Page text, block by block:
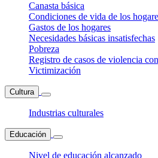
Canasta básica
Condiciones de vida de los
Gastos de los hogares
Necesidades básicas insatisfechas
Pobreza
Registro de casos de violencia
Victimización
Cultura
Industrias culturales
Educación
Nivel de educación alcanzado